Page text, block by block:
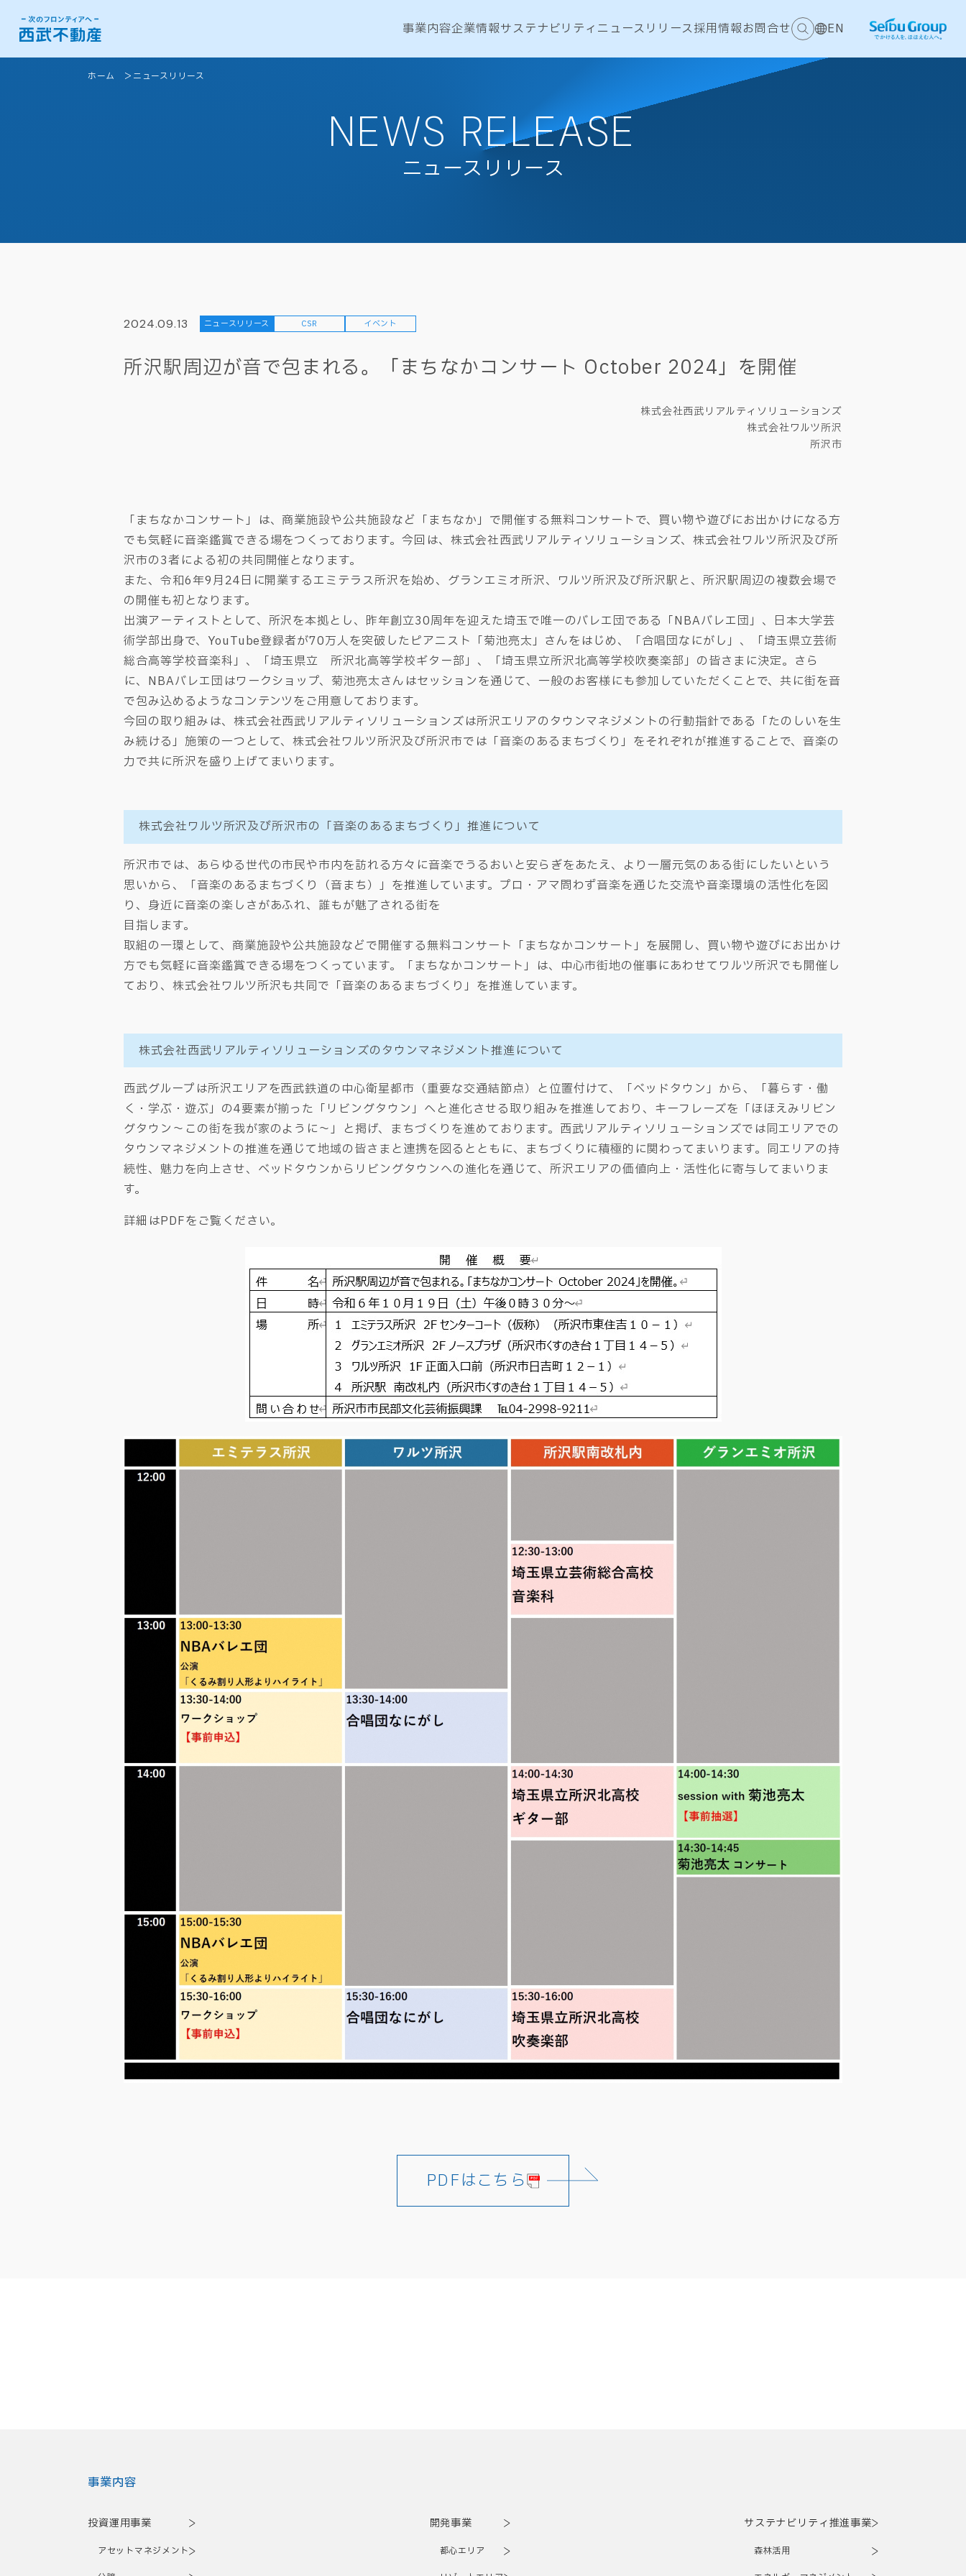
事業内容企業情報サステナビリティ ニュースリリース採用情報お問合せ EN
ホーム ニュースリリース
NEWS RELEASE
ニュースリリース
2024.09.13 ニュースリリース CSR イベント
所沢駅周辺が音で包まれる。「まちなかコンサート October 2024」を開催
株式会社西武リアルティソリューションズ
株式会社ワルツ所沢
所沢市
「まちなかコンサート」は、商業施設や公共施設など「まちなか」で開催する無料コンサートで、買い物や遊びにお出かけになる方
でも気軽に音楽鑑賞できる場をつくっております。今回は、株式会社西武リアルティソリューションズ、株式会社ワルツ所沢及び所
沢市の3者による初の共同開催となります。
また、令和6年9月24日に開業するエミテラス所沢を始め、グランエミオ所沢、ワルツ所沢及び所沢駅と、所沢駅周辺の複数会場で
の開催も初となります。
出演アーティストとして、所沢を本拠とし、昨年創立30周年を迎えた埼玉で唯一のバレエ団である「NBAバレエ団」、日本大学芸
術学部出身で、YouTube登録者が70万人を突破したピアニスト「菊池亮太」さんをはじめ、「合唱団なにがし」、「埼玉県立芸術
総合高等学校音楽科」、「埼玉県立 所沢北高等学校ギター部」、「埼玉県立所沢北高等学校吹奏楽部」の皆さまに決定。さら
に、NBAバレエ団はワークショップ、菊池亮太さんはセッションを通じて、一般のお客様にも参加していただくことで、共に街を音
で包み込めるようなコンテンツをご用意しております。
今回の取り組みは、株式会社西武リアルティソリューションズは所沢エリアのタウンマネジメントの行動指針である「たのしいを生
み続ける」施策の一つとして、株式会社ワルツ所沢及び所沢市では「音楽のあるまちづくり」をそれぞれが推進することで、音楽の
力で共に所沢を盛り上げてまいります。
株式会社ワルツ所沢及び所沢市の「音楽のあるまちづくり」推進について
所沢市では、あらゆる世代の市民や市内を訪れる方々に音楽でうるおいと安らぎをあたえ、より一層元気のある街にしたいという
思いから、「音楽のあるまちづくり（音まち）」を推進しています。プロ・アマ問わず音楽を通じた交流や音楽環境の活性化を図
り、身近に音楽の楽しさがあふれ、誰もが魅了される街を
目指します。
取組の一環として、商業施設や公共施設などで開催する無料コンサート「まちなかコンサート」を展開し、買い物や遊びにお出かけ
方でも気軽に音楽鑑賞できる場をつくっています。「まちなかコンサート」は、中心市街地の催事にあわせてワルツ所沢でも開催し
ており、株式会社ワルツ所沢も共同で「音楽のあるまちづくり」を推進しています。
株式会社西武リアルティソリューションズのタウンマネジメント推進について
西武グループは所沢エリアを西武鉄道の中心衛星都市（重要な交通結節点）と位置付けて、「ベッドタウン」から、「暮らす・働
く・学ぶ・遊ぶ」の4要素が揃った「リビングタウン」へと進化させる取り組みを推進しており、キーフレーズを「ほほえみリビン
グタウン～この街を我が家のように～」と掲げ、まちづくりを進めております。西武リアルティソリューションズでは同エリアでの
タウンマネジメントの推進を通じて地域の皆さまと連携を図るとともに、まちづくりに積極的に関わってまいります。同エリアの持
続性、魅力を向上させ、ベッドタウンからリビングタウンへの進化を通じて、所沢エリアの価値向上・活性化に寄与してまいりま
す。
詳細はPDFをご覧ください。
PDFはこちら
事業内容
投資運用事業
アセットマネジメント
開発事業
都心エリア
サステナビリティ推進事業
森林活用